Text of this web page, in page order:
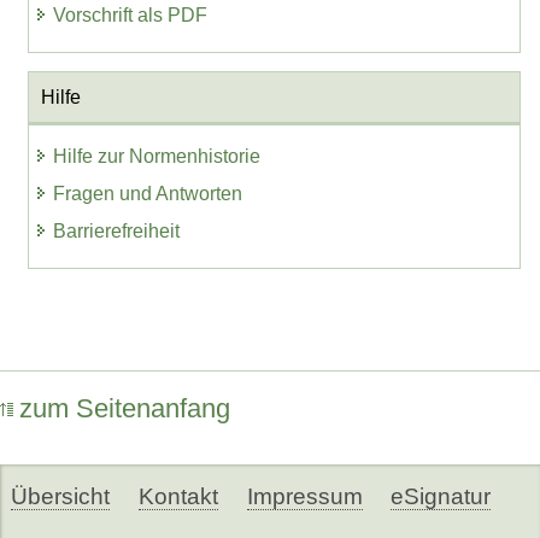
Vorschrift als PDF
Hilfe
Hilfe zur Normenhistorie
Fragen und Antworten
Barrierefreiheit
zum Seitenanfang
Übersicht Kontakt Impressum eSignatur